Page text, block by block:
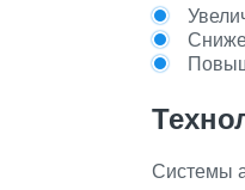
Системы